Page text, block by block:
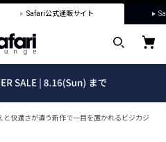
Safari公式通販サイト
と快適さが違う新作で一目を置かれるビジカジ